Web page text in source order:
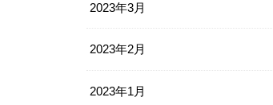
2023年3月
2023年2月
2023年1月